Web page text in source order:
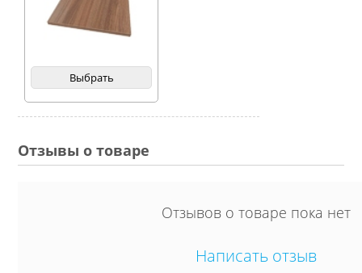
Выбрать
Отзывы о товаре
Отзывов о товаре пока нет
Написать отзыв